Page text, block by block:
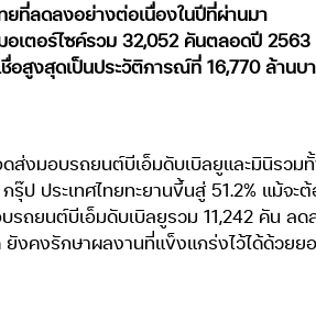
ที่ลดลงอย่างต่อเนื่องในปีที่ผ่านมา
อเตอร์ไซค์รวม 32,052 คันตลอดปี 2563
อสูงสุดเป็นประวัติการณ์ที่ 16,770 ล้านบ
ส่งมอบรถยนต์บีเอ็มดับเบิลยูและมินิรวม
ป ประเทศไทยทะยานขึ้นสู่ 51.2% แม้จะ
ถยนต์บีเอ็มดับเบิลยูรวม 11,242 คัน ลด
งคงรักษาผลงานที่แข็งแกร่งไว้ได้ด้วยย